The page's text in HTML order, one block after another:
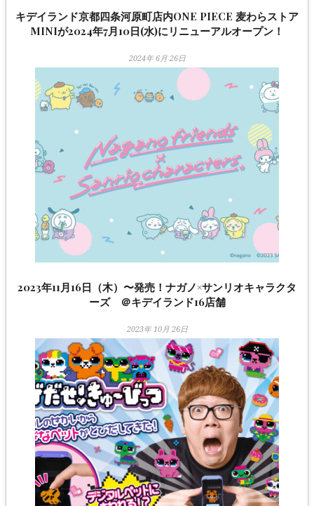
キデイランド京都四条河原町店内ONE PIECE 麦わらストア
MINIが2024年7月10日(水)にリニューアルオープン！
2024年 6月 26日
2023年11月16日（木）〜発売！ナガノ×サンリオキャラクタ
ーズ ＠キデイランド16店舗
2023年 10月 26日